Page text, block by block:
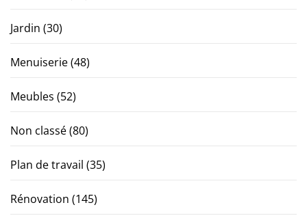
Jardin (30)
Menuiserie(48)
Meubles (52)
Non classé(80)
Plan de travail (35)
Rénovation (145)